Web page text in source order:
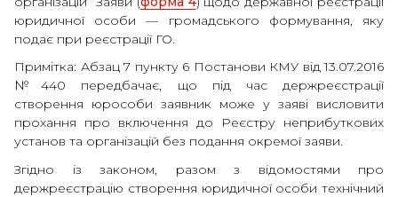
юридичної особи — громадського формування, яку
подає при реєстрації ГО.
Примітка: Абзац 7 пункту 6 Постанови КМУ від 13.07.2016
№440 передбачає, що під час держреєстрації
створення юрособи заявник може у заяві висловити
прохання про включення до Реєстру неприбуткових
установ та організацій без подання окремої заяви.
Згідно із законом, разом з відомостями про
держреєстрацію створення юридичної особи технічний